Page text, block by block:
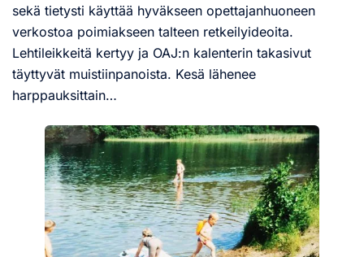
sekä tietysti käyttää hyväkseen opettajanhuoneen
verkostoa poimiakseen talteen retkeilyideoita.
Lehtileikkeitä kertyy ja OAJ:n kalenterin takasivut
täyttyvät muistiinpanoista. Kesä lähenee
harppauksittain…